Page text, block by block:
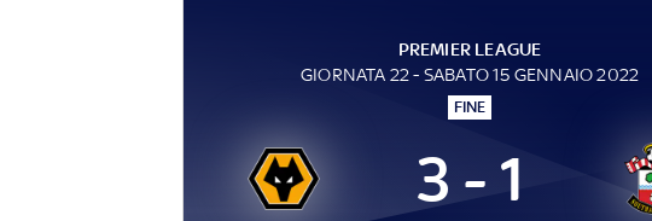
PREMIER LEAGUE
GIORNATA 22 - SABATO 15 GENNAIO 2022
FINE
3 - 1